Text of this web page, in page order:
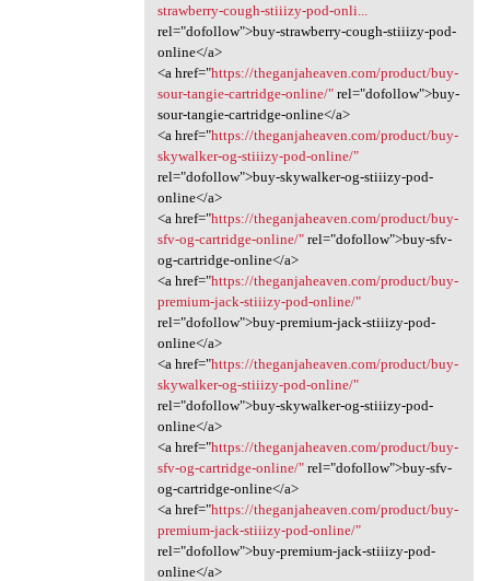
strawberry-cough-stiiizy-pod-onli...
rel="dofollow">buy-strawberry-cough-stiiizy-pod-
online</a>
<a href="https://theganjaheaven.com/product/buy-
sour-tangie-cartridge-online/"rel="dofollow">buy-
sour-tangie-cartridge-online</a>
<a href="https://theganjaheaven.com/product/buy-
skywalker-og-stiiizy-pod-online/"
rel="dofollow">buy-skywalker-og-stiiizy-pod-
online</a>
<a href="https://theganjaheaven.com/product/buy-
sfv-og-cartridge-online/"rel="dofollow">buy-sfv-
og-cartridge-online</a>
<a href="https://theganjaheaven.com/product/buy-
premium-jack-stiiizy-pod-online/"
rel="dofollow">buy-premium-jack-stiiizy-pod-
online</a>
<a href="https://theganjaheaven.com/product/buy-
skywalker-og-stiiizy-pod-online/"
rel="dofollow">buy-skywalker-og-stiiizy-pod-
online</a>
<a href="https://theganjaheaven.com/product/buy-
sfv-og-cartridge-online/"rel="dofollow">buy-sfv-
og-cartridge-online</a>
<a href="https://theganjaheaven.com/product/buy-
premium-jack-stiiizy-pod-online/"
rel="dofollow">buy-premium-jack-stiiizy-pod-
online</a>